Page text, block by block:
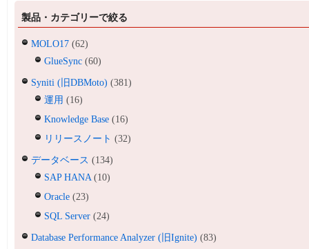
製品・カテゴリーで絞る
MOLO17 (62)
GlueSync (60)
Syniti (旧DBMoto) (381)
運用 (16)
Knowledge Base (16)
リリースノート (32)
データベース (134)
SAP HANA(10)
Oracle (23)
SQL Server (24)
Database Performance Analyzer (旧Ignite) (83)